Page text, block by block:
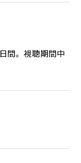
間。視聴期間中